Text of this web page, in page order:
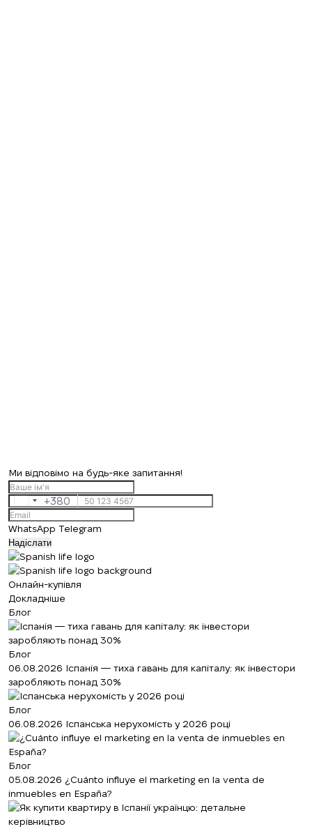
Ми відповімо на будь-яке запитання!
Ukraine
+380
+380
WhatsApp Telegram
Надіслати
Онлайн-купівля
Докладніше
Блог
Блог
06.08.2026 Іспанія — тиха гавань для капіталу: як інвестори
заробляють понад 30%
Блог
06.08.2026 Іспанська нерухомість у 2026 році
Блог
05.08.2026 ¿Cuánto influye el marketing en la venta de
inmuebles en España?